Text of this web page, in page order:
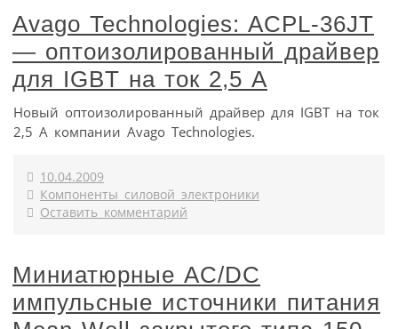
Avago Technologies: ACPL-36JT
— оптоизолированный драйвер
для IGBT на ток 2,5 А
Новый оптоизолированный драйвер для IGBT на ток
2,5 А компании Avago Technologies.
10.04.2009
Компоненты силовой электроники
Оставить комментарий
Миниатюрные AC/DC
импульсные источники питания